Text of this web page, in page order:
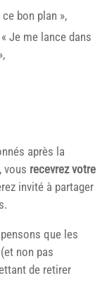
bon plan »,
Je me lance dans
après la
vous recevrez votre
invité à partager
que les
non pas
de retirer